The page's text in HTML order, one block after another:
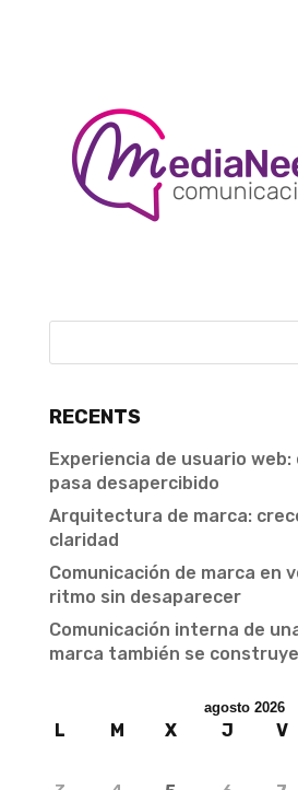
RECENTS
Experiencia de usuario web:
pasa desapercibido
Arquitectura de marca:
claridad
Comunicación de marca en
ritmo sin desaparecer
Comunicación interna de
marca también se
agosto 2026
L M X J V